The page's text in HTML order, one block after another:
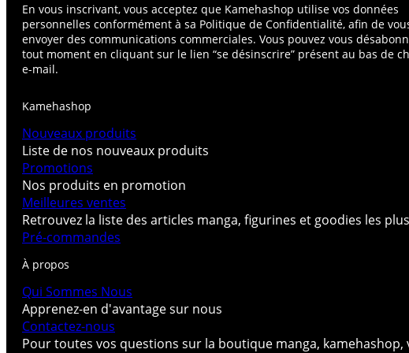
En vous inscrivant, vous acceptez que Kamehashop utilise vos données
personnelles conformément à sa Politique de Confidentialité, afin de
envoyer des communications commerciales. Vous pouvez vous
tout moment en cliquant sur le lien “se désinscrire” présent au bas de
e-mail.
Kamehashop
Nouveaux produits
Liste de nos nouveaux produits
Promotions
Nos produits en promotion
Meilleures ventes
Retrouvez la liste des articles manga, figurines et goodies les
Pré-commandes
À propos
Qui Sommes Nous
Apprenez-en d'avantage sur nous
Contactez-nous
Pour toutes vos questions sur la boutique manga,